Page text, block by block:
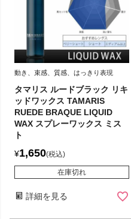
動き、束感、質感、はっきり表現
タマリス ルードブラック リキ
ッドワックス TAMARIS
RUEDE BRAQUE LIQUID
WAX スプレーワックス ミス
ト
¥1,650 税込
在庫切れ
詳細を見る